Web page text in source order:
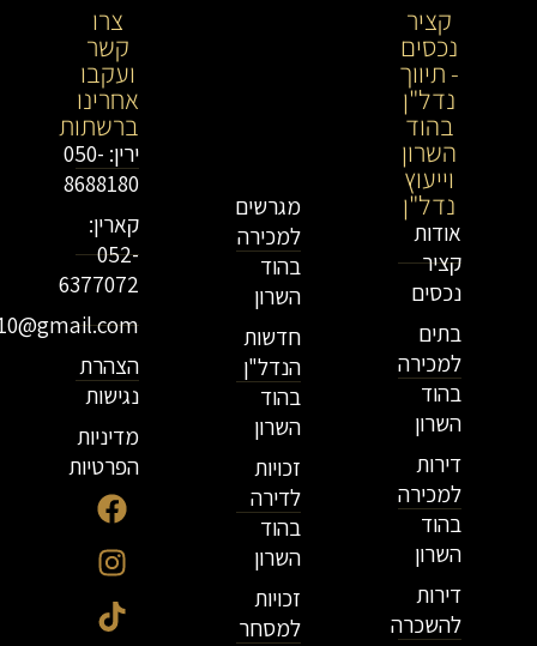
קציר
נכסים
- תיווך
נדל"ן
בהוד
השרון
וייעוץ
נדל"ן
אודות
קציר
נכסים
בתים
למכירה
בהוד
השרון
דירות
למכירה
בהוד
השרון
דירות
להשכרה
מגרשים
למכירה
בהוד
השרון
חדשות
הנדל"ן
בהוד
השרון
זכויות
לדירה
בהוד
השרון
זכויות
למסחר
צרו
קשר
ועקבו
אחרינו
ברשתות
ירין: 050-
8688180
קארין:
052-
6377072
הצהרת
נגישות
מדיניות
הפרטיות